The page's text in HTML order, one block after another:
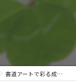
書道アートで彩る成人式を那須烏山市と宇都宮市で叶えるためのポイント